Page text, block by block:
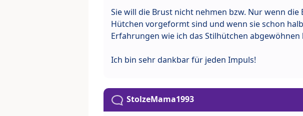
Sie will die Brust nicht nehmen bzw. Nur wenn
Hütchen vorgeformt sind und wenn sie schon
Erfahrungen wie ich das Stilhütchen abgewöhnen
Ich bin sehr dankbar für jeden Impuls!
StolzeMama1993